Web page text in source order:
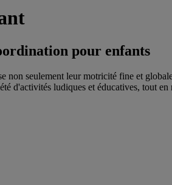
pour enfants
seulement leur motricité fine et
ludiques et éducatives, tout